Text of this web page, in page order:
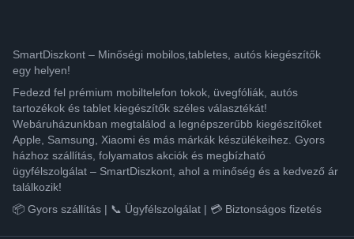
SmartDiszkont – Minőségi mobilos,tabletes, autós kiegészítők
egy helyen!
Fedezd fel prémium mobiltelefon tokok, üvegfóliák, autós
tartozékok és tablet kiegészítők széles választékát!
Webáruházunkban megtalálod a legnépszerűbb kiegészítőket
Apple, Samsung, Xiaomi és más márkák készülékeihez. Gyors
házhoz szállítás, folyamatos akciók és megbízható
ügyfélszolgálat – SmartDiszkont, ahol a minőség és a kedvező ár
találkozik!
📦 Gyors szállítás | 📞 Ügyfélszolgálat | 💳 Biztonságos fizetés